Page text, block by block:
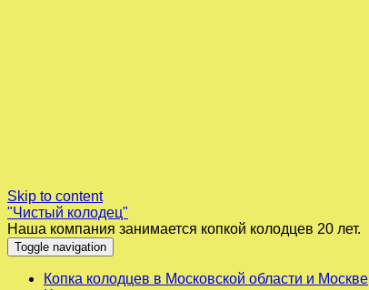
Skip to content
"Чистый колодец"
Наша компания занимается копкой колодцев 20 лет.
Toggle navigation
Копка колодцев в Московской области и Москве